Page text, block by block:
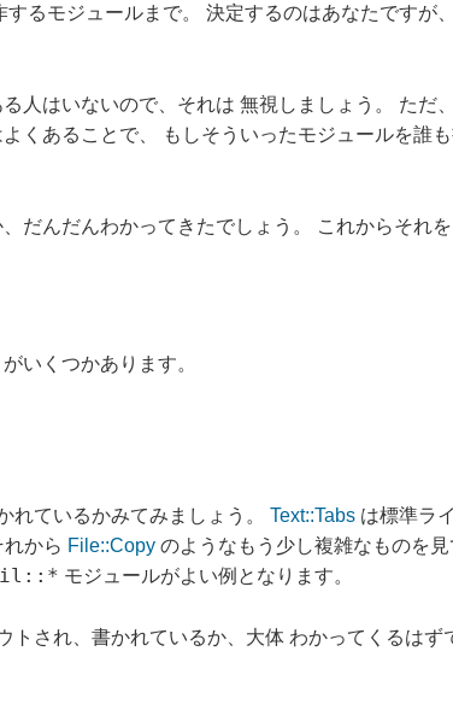
るモジュールまで。 決定するのはあなたですが
人はいないので、それは 無視しましょう。 ただ
くあることで、 もしそういったモジュールを誰
だんだんわかってきたでしょう。 これからそれ
いくつかあります。
れているかみてみましょう。Text::Tabs は標準ラ
から File::Copy のようなもう少し複雑なものを
モジュールがよい例となります。
され、書かれているか、大体 わかってくるはず